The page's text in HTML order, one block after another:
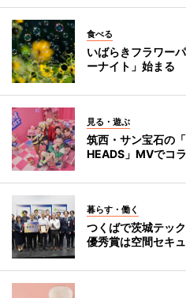
食べる
いばらきフラワー
ーナイト」始まる
見る・遊ぶ
筑西・サン宝石の
HEADS」MVでコ
暮らす・働く
つくばで茨城テッ
優秀賞は空間セキ